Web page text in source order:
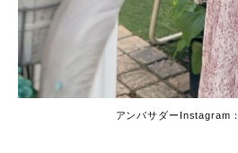
アンバサダーInstagram：